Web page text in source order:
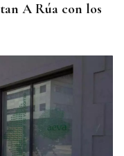
A Rúa con los